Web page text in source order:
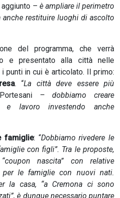
aggiunto – è ampliare il perimetro
restituire luoghi di ascolto
del programma, che verrà
e presentato alla città nelle
punti in cui è articolato. Il primo:
. “La città deve essere più
–dobbiamo creare
e lavoro investendo anche
famiglie: “Dobbiamo rivedere le
con figli”. Tra le proposte,
nascita” con relative
per le famiglie con nuovi nati.
la casa, “a Cremona ci sono
è dunque necessario puntare